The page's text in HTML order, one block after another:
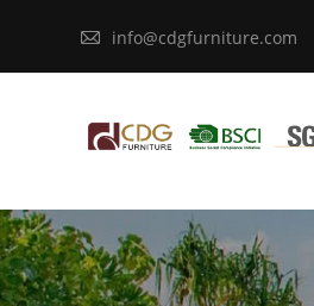
 info@cdgfurniture.com